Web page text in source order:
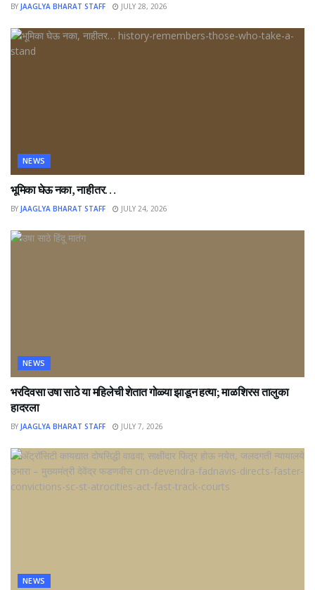
BY JAAGLYA BHARAT STAFF JULY 28, 2026
NEWS
भूमिका घेऊ नका, नाहीतर…
BY JAAGLYA BHARAT STAFF JULY 24, 2026
NEWS
भरदिवसा उषा साठे या महिलेची शेतात गोळ्या झाडून हत्या; माळशिरस तालुका
हादरला
BY JAAGLYA BHARAT STAFF JULY 7, 2026
NEWS